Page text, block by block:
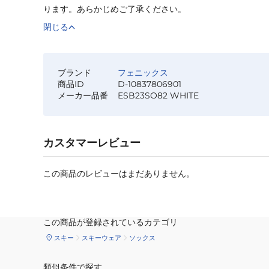
ります。あらかじめご了承ください。
閉じる
ブランド
フェニックス
商品ID
D-10837806901
メーカー品番
ESB23SO82 WHITE
カスタマーレビュー
この商品のレビューはまだありません。
この商品が登録されているカテゴリ
スキー スキーウェア ソックス